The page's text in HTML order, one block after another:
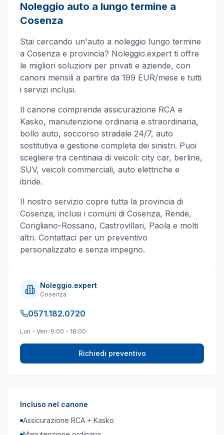
Noleggio auto a lungo termine a
Cosenza
Stai cercando un'auto a noleggio lungo termine
a Cosenza e provincia? Noleggio.expert ti offre
le migliori soluzioni per privati e aziende, con
canoni mensili a partire da 199 EUR/mese e tutti
i servizi inclusi.
Il canone comprende assicurazione RCA e
Kasko, manutenzione ordinaria e straordinaria,
bollo auto, soccorso stradale 24/7, auto
sostitutiva e gestione completa dei sinistri. Puoi
scegliere tra centinaia di veicoli: city car, berline,
SUV, veicoli commerciali, auto elettriche e
ibride.
Il nostro servizio copre tutta la provincia di
Cosenza, inclusi i comuni di Cosenza, Rende,
Corigliano-Rossano, Castrovillari, Paola e molti
altri. Contattaci per un preventivo
personalizzato e senza impegno.
Noleggio.expert
Cosenza
0571.182.0720
Lun - Ven: 9:00 - 18:00
Richiedi preventivo
Incluso nel canone
Assicurazione RCA + Kasko